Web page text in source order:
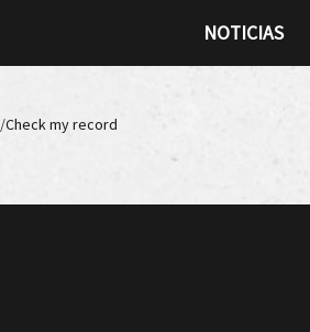
NOTICIAS
/Check my record